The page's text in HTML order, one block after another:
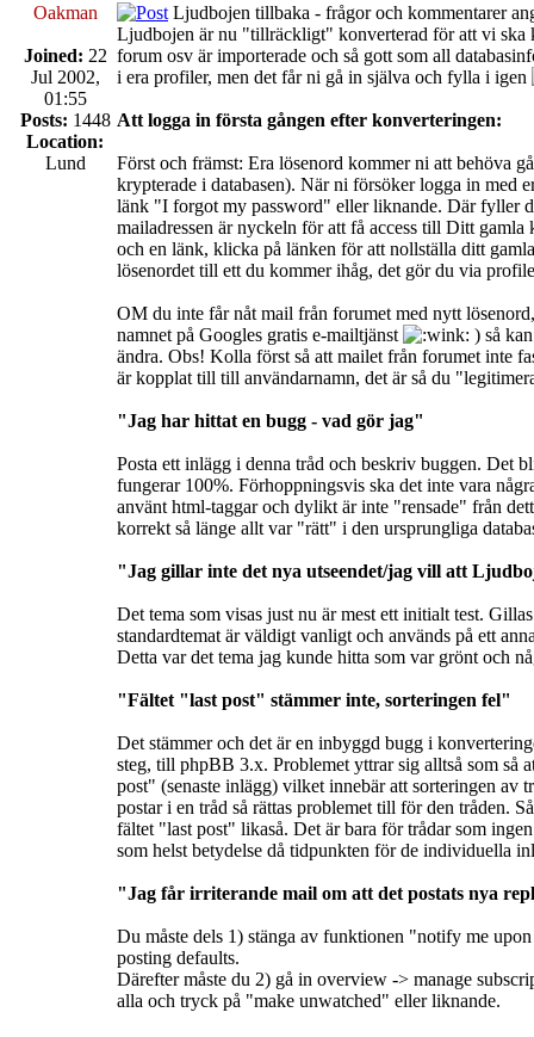
Oakman
Joined: 22
Jul 2002,
01:55
Posts: 1448
Location:
Lund
Ljudbojen tillbaka - frågor och kommentarer
Ljudbojen är nu "tillräckligt" konverterad för att vi ska
forum osv är importerade och så gott som all
i era profiler, men det får ni gå in själva och fylla i igen
Att logga in första gången efter konverteringen:
Först och främst: Era lösenord kommer ni att behöva
krypterade i databasen). När ni försöker logga in med
länk "I forgot my password" eller liknande. Där fyller
mailadressen är nyckeln för att få access till Ditt
och en länk, klicka på länken för att nollställa ditt
lösenordet till ett du kommer ihåg, det gör du via
OM du inte får nåt mail från forumet med nytt
namnet på Googles gratis e-mailtjänst
) så
ändra. Obs! Kolla först så att mailet från forumet inte
är kopplat till till användarnamn, det är så du
"Jag har hittat en bugg - vad gör jag"
Posta ett inlägg i denna tråd och beskriv buggen. Det
fungerar 100%. Förhoppningsvis ska det inte vara
använt html-taggar och dylikt är inte "rensade" från
korrekt så länge allt var "rätt" i den ursprungliga
"Jag gillar inte det nya utseendet/jag vill att
Det tema som visas just nu är mest ett initialt test.
standardtemat är väldigt vanligt och används på ett
Detta var det tema jag kunde hitta som var grönt och
"Fältet "last post" stämmer inte, sorteringen fel"
Det stämmer och det är en inbyggd bugg i
steg, till phpBB 3.x. Problemet yttrar sig alltså som så
post" (senaste inlägg) vilket innebär att sorteringen
postar i en tråd så rättas problemet till för den tråden.
fältet "last post" likaså. Det är bara för trådar som
som helst betydelse då tidpunkten för de individuella
"Jag får irriterande mail om att det postats nya
Du måste dels 1) stänga av funktionen "notify me
posting defaults.
Därefter måste du 2) gå in overview -> manage
alla och tryck på "make unwatched" eller liknande.